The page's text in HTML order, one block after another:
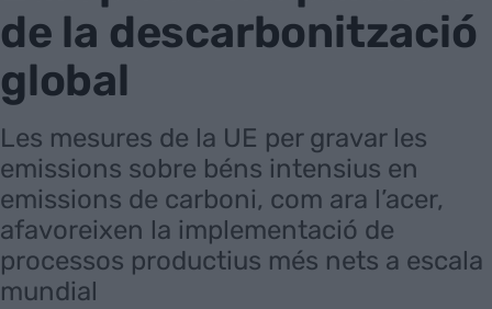
de la descarbonització
global
Les mesures de la UE per gravar les
emissions sobre béns intensius en
emissions de carboni, com ara l’acer,
afavoreixen la implementació de
processos productius més nets a escala
mundial